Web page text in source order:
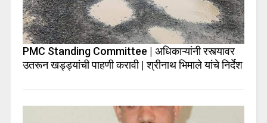
PMC Standing Committee | अधिकाऱ्यांनी रस्त्यावर
उतरून खड्ड्यांची पाहणी करावी | श्रीनाथ भिमाले यांचे निर्देश